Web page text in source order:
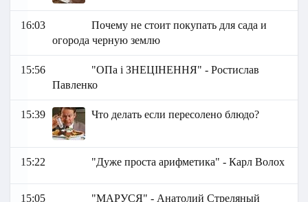
16:03
Почему не стоит покупать для сада и
огорода черную землю
15:56
"ОПа і ЗНЕЦІНЕННЯ" - Ростислав
Павленко
15:39 Что делать если пересолено блюдо?
15:22 "Дуже проста арифметика" - Карл Волох
15:05 "МАРУСЯ" - Анатолий Стреляный